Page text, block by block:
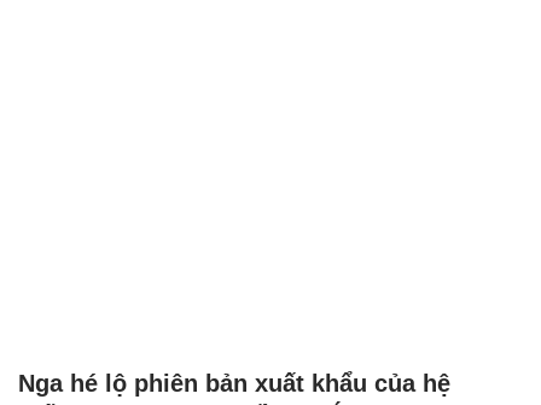
Nga hé lộ phiên bản xuất khẩu của hệ